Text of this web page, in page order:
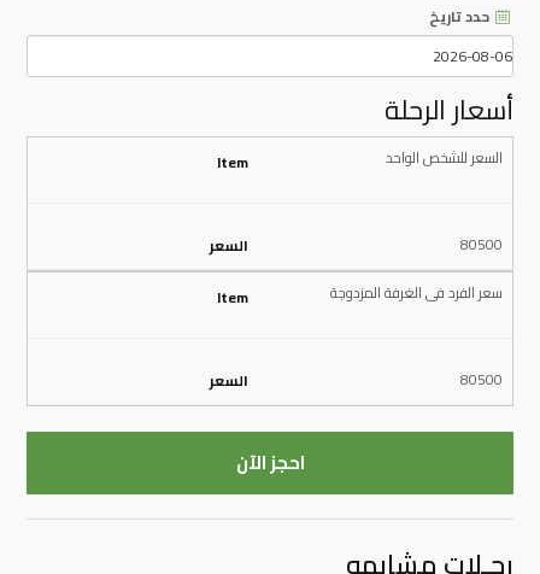
حدد تاريخ
أسعار الرحلة
السعر للشخص الواحد
80500
سعر الفرد فى الغرفة المزدوجة
80500
احجز الآن